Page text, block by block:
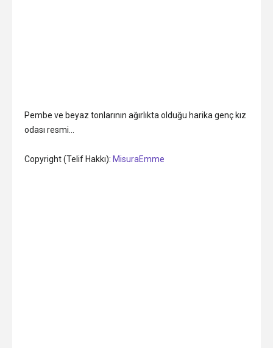
Pembe ve beyaz tonlarının ağırlıkta olduğu harika genç kız
odası resmi…
Copyright (Telif Hakkı): MisuraEmme